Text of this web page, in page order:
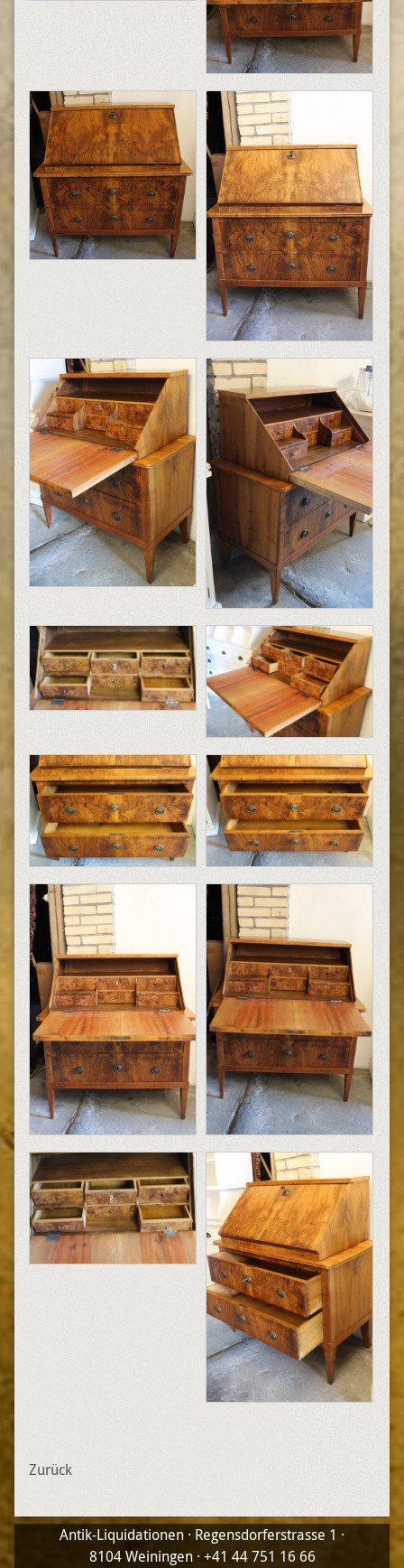
Zurück
Antik-Liquidationen · Regensdorferstrasse 1 ·
8104 Weiningen · +41 44 751 16 66